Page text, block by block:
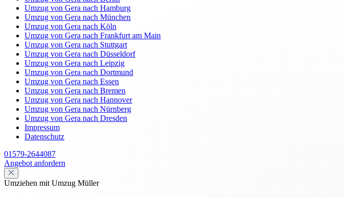
Umzug von Gera nach Hamburg
Umzug von Gera nach München
Umzug von Gera nach Köln
Umzug von Gera nach Frankfurt am Main
Umzug von Gera nach Stuttgart
Umzug von Gera nach Düsseldorf
Umzug von Gera nach Leipzig
Umzug von Gera nach Dortmund
Umzug von Gera nach Essen
Umzug von Gera nach Bremen
Umzug von Gera nach Hannover
Umzug von Gera nach Nürnberg
Umzug von Gera nach Dresden
Impressum
Datenschutz
01579-2644087
Angebot anfordern
Umziehen mit Umzug Müller